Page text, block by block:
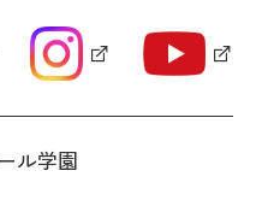
ル学園